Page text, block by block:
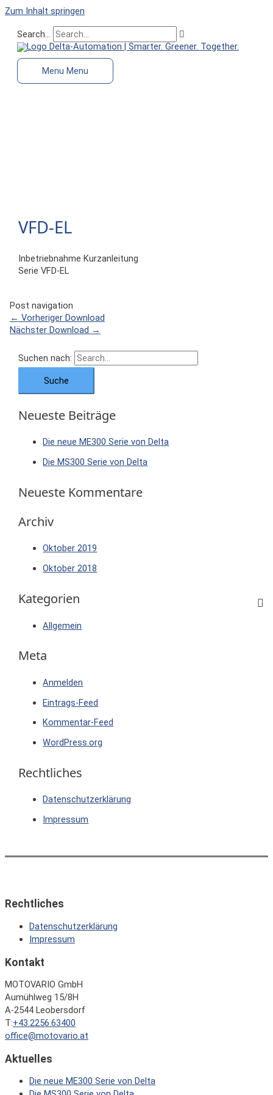
Zum Inhalt springen
Search...
Menu Menu
VFD-EL
Inbetriebnahme Kurzanleitung
Serie VFD-EL
Post navigation
← Vorheriger Download
Nächster Download →
Suchen nach:
Neueste Beiträge
Die neue ME300 Serie von Delta
Die MS300 Serie von Delta
Neueste Kommentare
Archiv
Oktober 2019
Oktober 2018
Kategorien
Allgemein
Meta
Anmelden
Eintrags-Feed
Kommentar-Feed
WordPress.org
Rechtliches
Datenschutzerklärung
Impressum
Rechtliches
Datenschutzerklärung
Impressum
Kontakt
MOTOVARIO GmbH
Aumühlweg 15/8H
A-2544 Leobersdorf
T:+43.2256.63400
office@motovario.at
Aktuelles
Die neue ME300 Serie von Delta